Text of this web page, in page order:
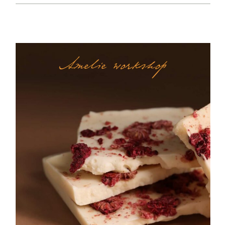
Amelie workshop